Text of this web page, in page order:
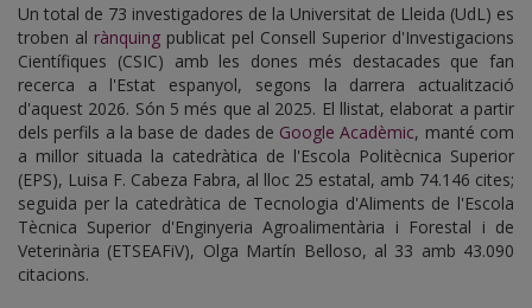
Un total de 73 investigadores de la Universitat de Lleida (UdL) es
troben al rànquing publicat pel Consell Superior d'Investigacions
Científiques (CSIC) amb les dones més destacades que fan
recerca a l'Estat espanyol, segons la darrera actualització
d'aquest 2026. Són 5 més que al 2025. El llistat, elaborat a partir
dels perfils a la base de dades de Google Acadèmic, manté com
a millor situada la catedràtica de l'Escola Politècnica Superior
(EPS), Luisa F. Cabeza Fabra, al lloc 25 estatal, amb 74.146 cites;
seguida per la catedràtica de Tecnologia d'Aliments de l'Escola
Tècnica Superior d'Enginyeria Agroalimentària i Forestal i de
Veterinària (ETSEAFiV), Olga Martín Belloso, al 33 amb 43.090
citacions.